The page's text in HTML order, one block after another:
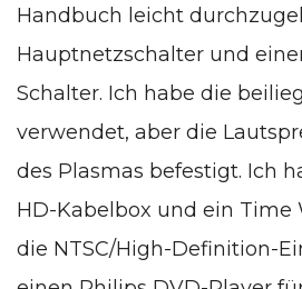
Handbuch leicht
Hauptnetzschalter und
Schalter. Ich habe die
verwendet, aber die
des Plasmas befestigt. Ich
HD-Kabelbox und ein Time
die NTSC/High-Definition-